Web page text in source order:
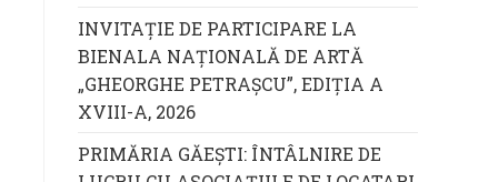
INVITAȚIE DE PARTICIPARE LA
BIENALA NAȚIONALĂ DE ARTĂ
„GHEORGHE PETRAȘCU”, EDIŢIA A
XVIII-A, 2026
PRIMĂRIA GĂEȘTI: ÎNTÂLNIRE DE